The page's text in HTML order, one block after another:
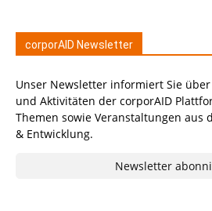
corporAID Newsletter
Unser Newsletter informiert Sie
und Aktivitäten der corporAID
Themen sowie Veranstaltungen aus
& Entwicklung.
Newsletter